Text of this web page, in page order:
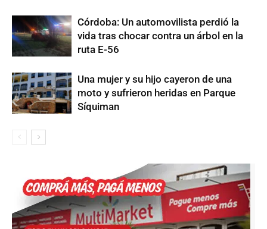
Córdoba: Un automovilista perdió la
vida tras chocar contra un árbol en la
ruta E-56
Una mujer y su hijo cayeron de una
moto y sufrieron heridas en Parque
Síquiman